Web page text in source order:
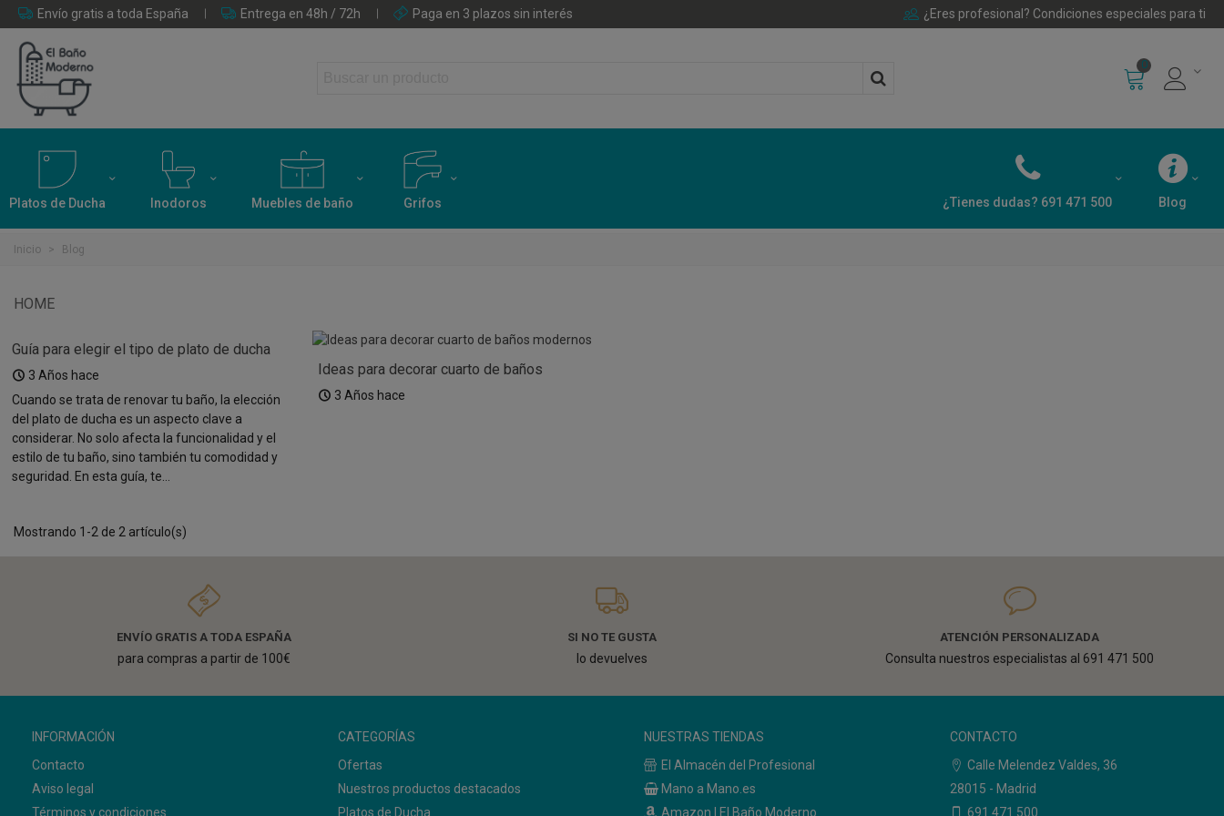
Envío gratis a toda España Entrega en 48h / 72h Paga en 3 plazos sin interés ¿Eres profesional? Condiciones especiales para ti
0
Platos de Ducha Inodoros Muebles de baño Grifos ¿Tienes dudas? 691 471 500 Blog
Inicio > Blog
HOME
Guía para elegir el tipo de plato de ducha
ideal para tu baño
3 Años hace
Cuando se trata de renovar tu baño, la elección
del plato de ducha es un aspecto clave a
considerar. No solo afecta la funcionalidad y el
estilo de tu baño, sino también tu comodidad y
seguridad. En esta guía, te...
Ideas para decorar cuarto de baños
modernos
3 Años hace
Mostrando 1-2 de 2 artículo(s)
ENVÍO GRATIS A TODA ESPAÑA
para compras a partir de 100€
SI NO TE GUSTA
lo devuelves
ATENCIÓN PERSONALIZADA
Consulta nuestros especialistas al 691 471 500
INFORMACIÓN
Contacto
Aviso legal
Términos y condiciones
CATEGORÍAS
Ofertas
Nuestros productos destacados
Platos de Ducha
NUESTRAS TIENDAS
El Almacén del Profesional
Mano a Mano.es
Amazon | El Baño Moderno
CONTACTO
Calle Melendez Valdes, 36
28015 - Madrid
691 471 500